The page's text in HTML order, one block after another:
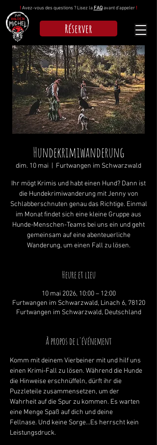
! Avez-vous des questions ? Lisez la FAQavant d'appeler !
Réserver
Hundekrimiwanderung
dim. 10 mai Furtwangen im Schwarzwald
Ihr mögt Krimis und habt einen Hund? Dann ist
die Hundekrimiwanderung mit Jenny von
Schlabberschnuten genau das Richtige. Einmal
im Monat findet sich eine kleine Gruppe aus
Hunde-Menschen-Teams bei uns ein und geht
gemeinsam auf eine abenteuerliche
Wanderung, um einen Fall zu lösen.
Heure et lieu
10 mai 2026, 10:00 – 12:00
Furtwangen im Schwarzwald, Linach 6, 78120
Furtwangen im Schwarzwald, Deutschland
À propos de l'événement
Komm mit deinem Vierbeiner mit und hilf uns
einen Krimi-Fall zu lösen. Während die Hunde
die Hinweise erschnüffeln, dürft ihr die
Puzzleteile zusammensetzen, um der
Wahrheit auf die Spur zu kommen. Es warten
eine Menge Spaß auf dich und deine
Fellnase. Und keine Sorge...Es herrscht kein
Leistungsdruck.